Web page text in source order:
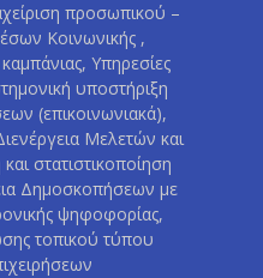
προσωπικού –
Κοινωνικής ,
Υπηρεσίες
υποστήριξη
(επικοινωνιακά),
Μελετών και
στατιστικοποίηση
Δημοσκοπήσεων με
ψηφοφορίας,
τοπικού τύπου